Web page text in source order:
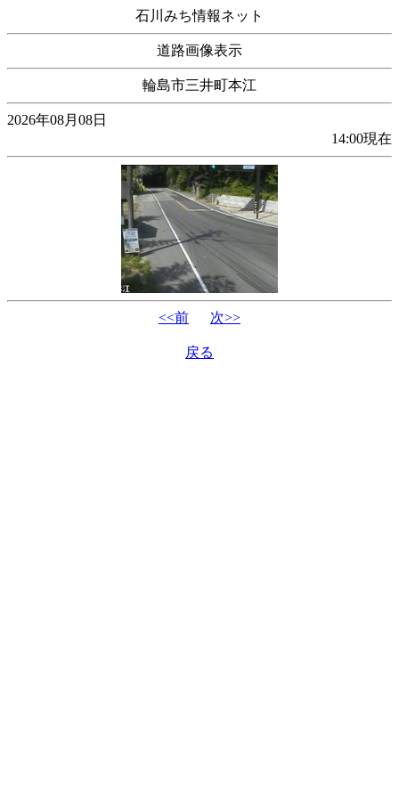
石川みち情報ネット
道路画像表示
輪島市三井町本江
2026年08月08日
14:00現在
<<前 次>>
戻る